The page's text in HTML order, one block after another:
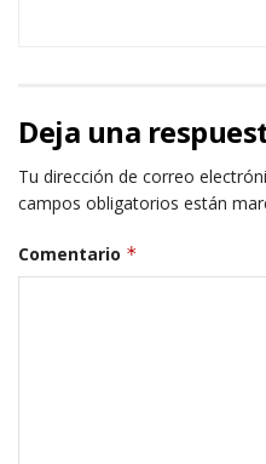
Deja una
Tu dirección de correo
campos obligatorios están
Comentario *